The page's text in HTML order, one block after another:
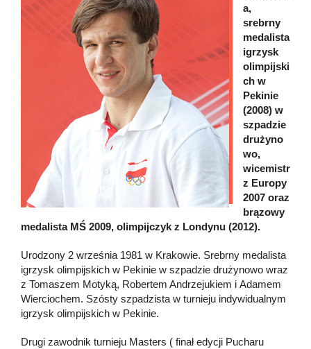
a,
srebrny
medalista
igrzysk
olimpijski
ch w
Pekinie
(2008) w
szpadzie
drużyno
wo,
wicemistr
z Europy
2007 oraz
brązowy
medalista MŚ 2009, olimpijczyk z Londynu (2012).
Urodzony 2 września 1981 w Krakowie. Srebrny medalista
igrzysk olimpijskich w Pekinie w szpadzie drużynowo wraz
z Tomaszem Motyką, Robertem Andrzejukiem i Adamem
Wierciochem. Szósty szpadzista w turnieju indywidualnym
igrzysk olimpijskich w Pekinie.
Drugi zawodnik turnieju Masters ( finał edycji Pucharu